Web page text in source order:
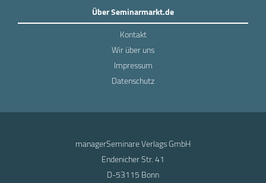
Über Seminarmarkt.de
Kontakt
Wir über uns
Impressum
Datenschutz
managerSeminare Verlags GmbH
Endenicher Str. 41
D-53115 Bonn